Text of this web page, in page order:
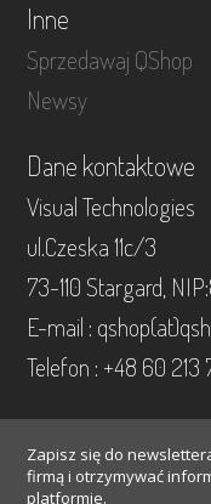
Inne
Sprzedawaj QShop
Newsy
Dane kontaktowe
Visual Technologies
ul.Czeska 11c/3
73-110 Stargard,
E-mail :
Telefon : +48 60 213
Zapisz się do
firmą i otrzymywać
platformie.